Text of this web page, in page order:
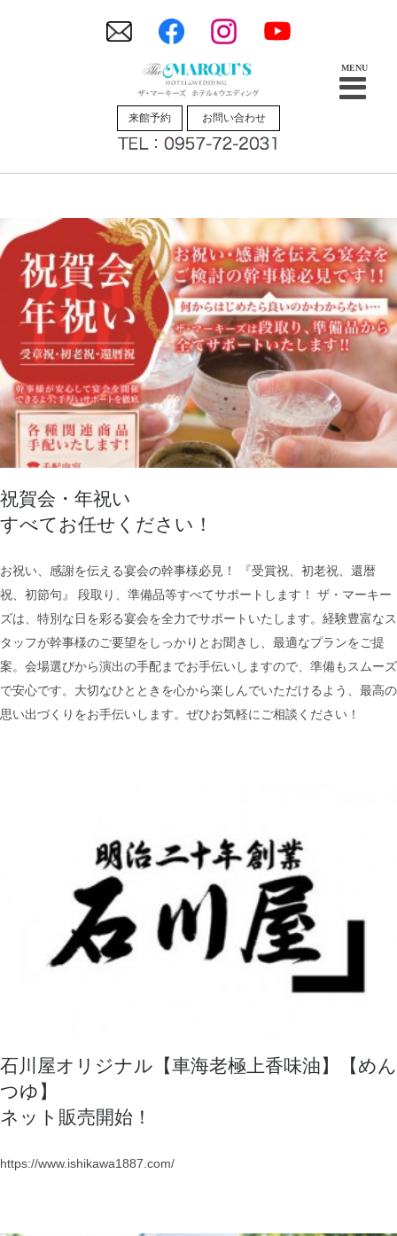
来館予約 お問い合わせ
祝賀会・年祝い
祝賀会・年祝い
すべてお任せください！
お祝い、感謝を伝える宴会の幹事様必見！ 『受賞祝、初老祝、還暦
祝、初節句』 段取り、準備品等すべてサポートします！ ザ・マーキー
ズは、特別な日を彩る宴会を全力でサポートいたします。経験豊富なス
タッフが幹事様のご要望をしっかりとお聞きし、最適なプランをご提
案。会場選びから演出の手配までお手伝いしますので、準備もスムーズ
で安心です。大切なひとときを心から楽しんでいただけるよう、最高の
思い出づくりをお手伝いします。ぜひお気軽にご相談ください！
石川屋オリジナル【車海老極上香味油】【めん
つゆ】
ネット販売開始！
https://www.ishikawa1887.com/